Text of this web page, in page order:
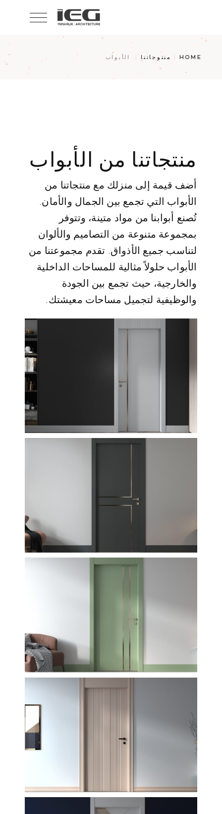
HOME منتوجاتنا الأبواب
منتجاتنا من الأبواب
أضف قيمة إلى منزلك مع منتجاتنا من
الأبواب التي تجمع بين الجمال والأمان.
تُصنع أبوابنا من مواد متينة، وتتوفر
بمجموعة متنوعة من التصاميم والألوان
لتناسب جميع الأذواق. تقدم مجموعتنا من
الأبواب حلولاً مثالية للمساحات الداخلية
والخارجية، حيث تجمع بين الجودة
والوظيفية لتجميل مساحات معيشتك.